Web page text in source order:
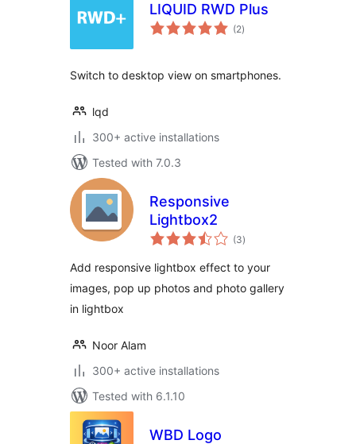
LIQUID RWD Plus
(2total
ratings
)
Switch to desktop view on smartphones.
lqd
300+ active installations
Tested with 7.0.3
Responsive
Lightbox2
(3total
ratings
)
Add responsive lightbox effect to your
images, pop up photos and photo gallery
in lightbox
Noor Alam
300+ active installations
Tested with 6.1.10
WBD Logo